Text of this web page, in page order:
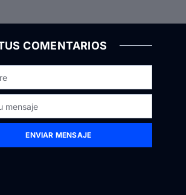
COMENTARIOS
ENVIAR MENSAJE